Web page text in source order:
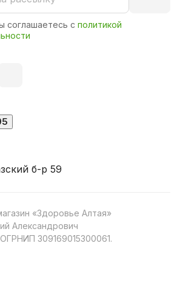
соглашаетесь с политикой
б-р 59
«Здоровье Алтая»
Александрович
309169015300061.